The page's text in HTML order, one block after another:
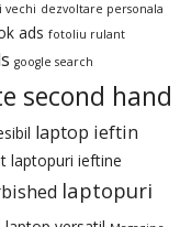
vechi dezvoltare personala
ads fotoliu rulant
google search
second hand
laptop ieftin
laptopuri ieftine
laptopuri